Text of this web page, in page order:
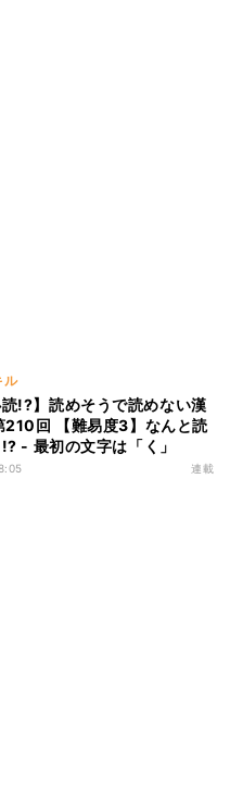
ル
読!?】読めそうで読めない漢
210回 【難易度3】なんと読
- 最初の文字は「く」
連載